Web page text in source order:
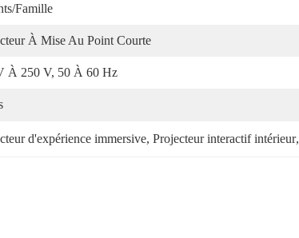
famille
À Mise Au Point Courte
À 250 V, 50 À 60 Hz
d'expérience immersive, Projecteur interactif intérieur,